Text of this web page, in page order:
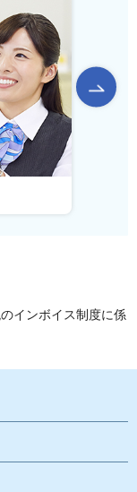
インボイス制度に係